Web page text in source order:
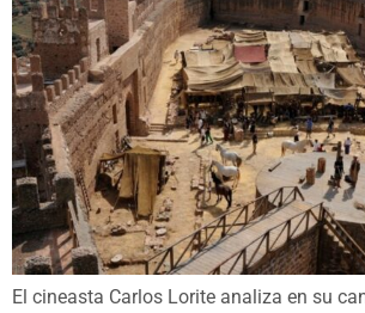
El cineasta Carlos Lorite analiza en su